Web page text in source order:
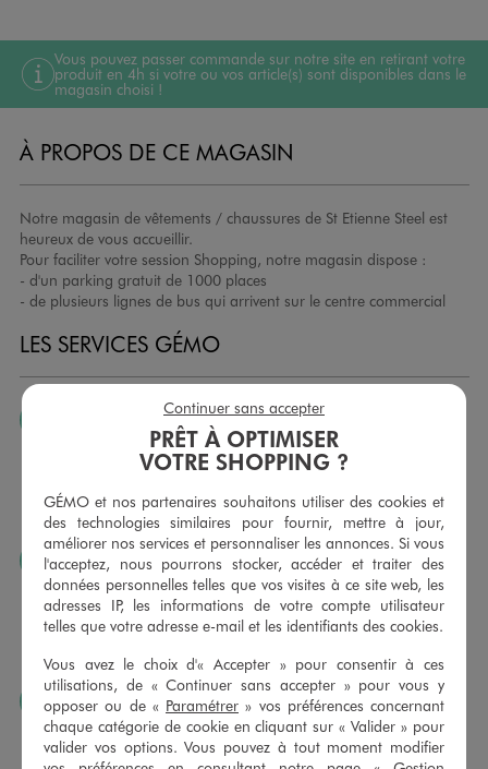
Vous pouvez passer commande sur notre site en retirant votre
produit en 4h si votre ou vos article(s) sont disponibles dans le
magasin choisi !
À PROPOS DE CE MAGASIN
Notre magasin de vêtements / chaussures de St Etienne Steel est
heureux de vous accueillir.
Pour faciliter votre session Shopping, notre magasin dispose :
- d'un parking gratuit de 1000 places
- de plusieurs lignes de bus qui arrivent sur le centre commercial
LES SERVICES GÉMO
JE PEUX CHANGER D’AVIS
Nous échangeons et vous proposons un avoir ou un
remboursement pour tout article non porté, non retouché,
sous 30 jours, sur simple présentation du ticket de caisse,
dans tous les magasins GÉMO.
JE PEUX FAIRE RETOUCHER MES ARTICLES
Ourlets, ceintures… vous avez la possibilité de faire
retoucher vos articles textiles dans nos magasins. Les tarifs
sont à votre disposition sur simple demande. Voir
conditions en magasins.
J’AIME FAIRE PLAISIR
Nous vous proposons des cartes cadeaux GÉMO d’un
montant au choix entre 10€ et 150€. Les cartes cadeau
PRÊT À OPTIMISER
VOTRE SHOPPING ?
GÉMO et nos partenaires souhaitons utiliser des cookies et
des technologies similaires pour fournir, mettre à jour,
améliorer nos services et personnaliser les annonces. Si vous
l'acceptez, nous pourrons stocker, accéder et traiter des
données personnelles telles que vos visites à ce site web, les
adresses IP, les informations de votre compte utilisateur
telles que votre adresse e-mail et les identifiants des cookies.
Vous avez le choix d'« Accepter » pour consentir à ces
utilisations, de « Continuer sans accepter » pour vous y
opposer ou de « Paramétrer » vos préférences concernant
chaque catégorie de cookie en cliquant sur « Valider » pour
valider vos options. Vous pouvez à tout moment modifier
Continuer sans accepter